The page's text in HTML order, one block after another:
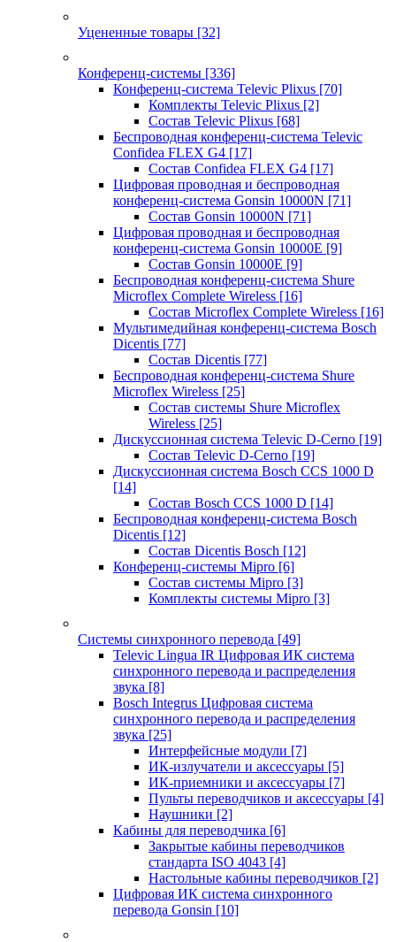
Уцененные товары [32]
Конференц-системы [336]
Конференц-система Televic Plixus [70]
Комплекты Televic Plixus [2]
Состав Televic Plixus [68]
Беспроводная конференц-система Televic
Confidea FLEX G4 [17]
Состав Confidea FLEX G4 [17]
Цифровая проводная и беспроводная
конференц-система Gonsin 10000N [71]
Состав Gonsin 10000N [71]
Цифровая проводная и беспроводная
конференц-система Gonsin 10000E [9]
Состав Gonsin 10000E [9]
Беспроводная конференц-система Shure
Microflex Complete Wireless [16]
Состав Microflex Complete Wireless [16]
Мультимедийная конференц-система Bosch
Dicentis [77]
Состав Dicentis [77]
Беспроводная конференц-система Shure
Microflex Wireless [25]
Состав системы Shure Microflex
Wireless [25]
Дискуссионная система Televic D-Cerno [19]
Состав Televic D-Cerno [19]
Дискуссионная система Bosch CCS 1000 D
[14]
Состав Bosch CCS 1000 D [14]
Беспроводная конференц-система Bosch
Dicentis [12]
Состав Dicentis Bosch [12]
Конференц-системы Mipro [6]
Состав системы Mipro [3]
Комплекты системы Mipro [3]
Системы синхронного перевода [49]
Televic Lingua IR Цифровая ИК система
синхронного перевода и распределения
звука [8]
Bosch Integrus Цифровая система
синхронного перевода и распределения
звука [25]
Интерфейсные модули [7]
ИК-излучатели и аксессуары [5]
ИК-приемники и аксессуары [7]
Пульты переводчиков и аксессуары [4]
Наушники [2]
Кабины для переводчика [6]
Закрытые кабины переводчиков
стандарта ISO 4043 [4]
Настольные кабины переводчиков [2]
Цифровая ИК система синхронного
перевода Gonsin [10]